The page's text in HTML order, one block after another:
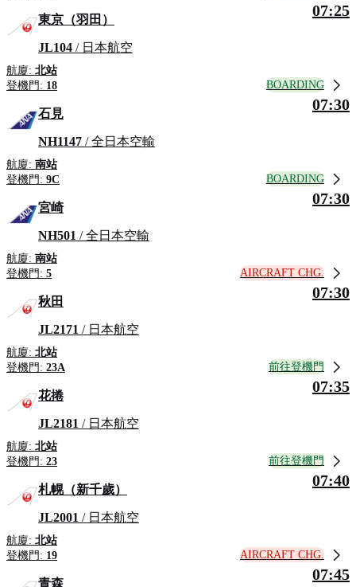
東京（羽田）
JL104 / 日本航空
航廈: 北站
登機門: 18
07:25
BOARDING
石見
NH1147 / 全日本空輸
航廈: 南站
登機門: 9C
07:30
BOARDING
宮崎
NH501 / 全日本空輸
航廈: 南站
登機門: 5
07:30
AIRCRAFT CHG.
秋田
JL2171 / 日本航空
航廈: 北站
登機門: 23A
07:30
前往登機門
花捲
JL2181 / 日本航空
航廈: 北站
登機門: 23
07:35
前往登機門
札幌（新千歲）
JL2001 / 日本航空
航廈: 北站
登機門: 19
07:40
AIRCRAFT CHG.
青森
07:45